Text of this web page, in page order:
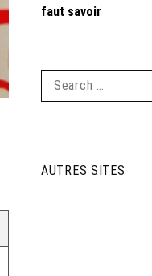
faut savoir
Search
AUTRES SITES